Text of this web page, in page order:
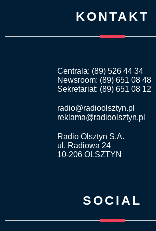
KONTAKT
Centrala: (89) 526 44 34
Newsroom: (89) 651 08 48
Sekretariat: (89) 651 08 12
radio@radioolsztyn.pl
reklama@radioolsztyn.pl
Radio Olsztyn S.A.
ul. Radiowa 24
10-206 OLSZTYN
SOCIAL